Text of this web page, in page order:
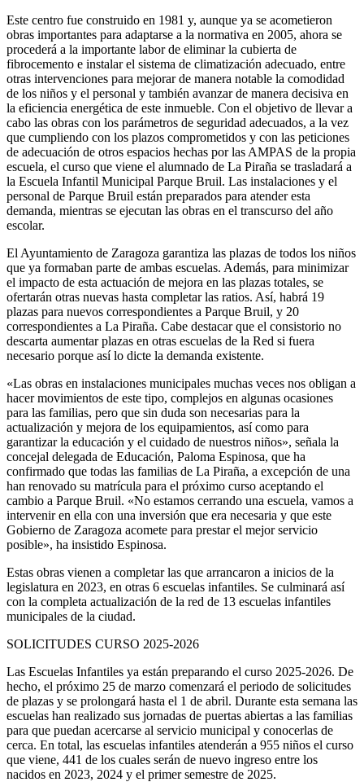
Este centro fue construido en 1981 y, aunque ya se acometieron
obras importantes para adaptarse a la normativa en 2005, ahora se
procederá a la importante labor de eliminar la cubierta de
fibrocemento e instalar el sistema de climatización adecuado, entre
otras intervenciones para mejorar de manera notable la comodidad
de los niños y el personal y también avanzar de manera decisiva en
la eficiencia energética de este inmueble. Con el objetivo de llevar a
cabo las obras con los parámetros de seguridad adecuados, a la vez
que cumpliendo con los plazos comprometidos y con las peticiones
de adecuación de otros espacios hechas por las AMPAS de la propia
escuela, el curso que viene el alumnado de La Piraña se trasladará a
la Escuela Infantil Municipal Parque Bruil. Las instalaciones y el
personal de Parque Bruil están preparados para atender esta
demanda, mientras se ejecutan las obras en el transcurso del año
escolar.
El Ayuntamiento de Zaragoza garantiza las plazas de todos los niños
que ya formaban parte de ambas escuelas. Además, para minimizar
el impacto de esta actuación de mejora en las plazas totales, se
ofertarán otras nuevas hasta completar las ratios. Así, habrá 19
plazas para nuevos correspondientes a Parque Bruil, y 20
correspondientes a La Piraña. Cabe destacar que el consistorio no
descarta aumentar plazas en otras escuelas de la Red si fuera
necesario porque así lo dicte la demanda existente.
«Las obras en instalaciones municipales muchas veces nos obligan a
hacer movimientos de este tipo, complejos en algunas ocasiones
para las familias, pero que sin duda son necesarias para la
actualización y mejora de los equipamientos, así como para
garantizar la educación y el cuidado de nuestros niños», señala la
concejal delegada de Educación, Paloma Espinosa, que ha
confirmado que todas las familias de La Piraña, a excepción de una
han renovado su matrícula para el próximo curso aceptando el
cambio a Parque Bruil. «No estamos cerrando una escuela, vamos a
intervenir en ella con una inversión que era necesaria y que este
Gobierno de Zaragoza acomete para prestar el mejor servicio
posible», ha insistido Espinosa.
Estas obras vienen a completar las que arrancaron a inicios de la
legislatura en 2023, en otras 6 escuelas infantiles. Se culminará así
con la completa actualización de la red de 13 escuelas infantiles
municipales de la ciudad.
SOLICITUDES CURSO 2025-2026
Las Escuelas Infantiles ya están preparando el curso 2025-2026. De
hecho, el próximo 25 de marzo comenzará el periodo de solicitudes
de plazas y se prolongará hasta el 1 de abril. Durante esta semana las
escuelas han realizado sus jornadas de puertas abiertas a las familias
para que puedan acercarse al servicio municipal y conocerlas de
cerca. En total, las escuelas infantiles atenderán a 955 niños el curso
que viene, 441 de los cuales serán de nuevo ingreso entre los
nacidos en 2023, 2024 y el primer semestre de 2025.